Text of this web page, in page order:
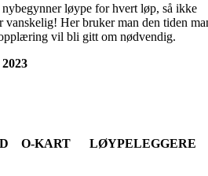
løype for hvert løp, så ikke
Her bruker man den tiden
vil bli gitt om nødvendig.
O-KART LØYPELEGGERE